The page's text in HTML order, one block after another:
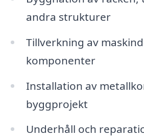
andra strukturer
Tillverkning av
komponenter
Installation av
byggprojekt
Underhåll och